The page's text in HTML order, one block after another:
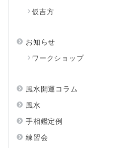
仮吉方
お知らせ
ワークショップ
風水開運コラム
風水
手相鑑定例
練習会